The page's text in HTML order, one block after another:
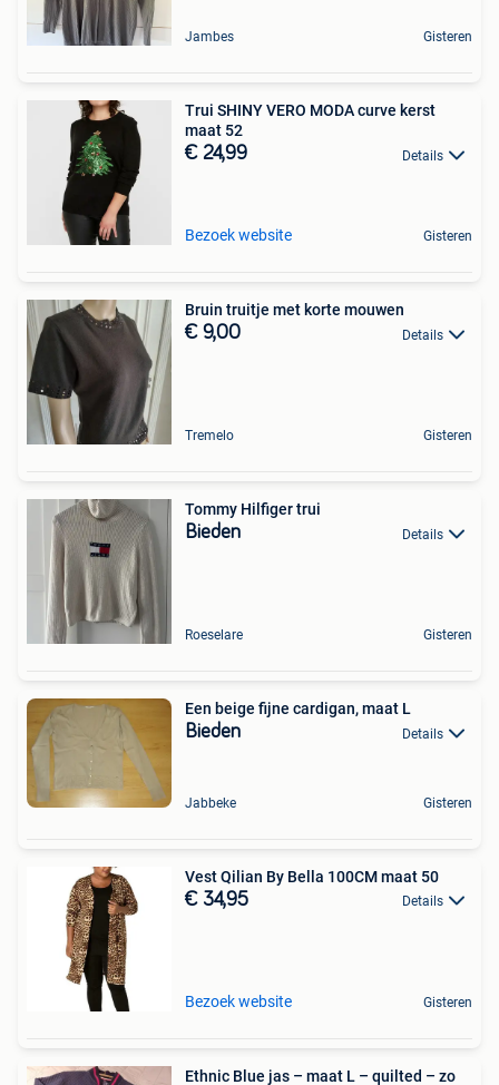
Jambes Gisteren
Trui SHINY VERO MODA curve kerst
maat 52
€ 24,99 Details
Bezoek website Gisteren
Bruin truitje met korte mouwen
€ 9,00 Details
Tremelo Gisteren
Tommy Hilfiger trui
Bieden Details
Roeselare Gisteren
Een beige fijne cardigan, maat L
Bieden Details
Jabbeke Gisteren
Vest Qilian By Bella 100CM maat 50
€ 34,95 Details
Bezoek website Gisteren
Ethnic Blue jas – maat L – quilted – zo